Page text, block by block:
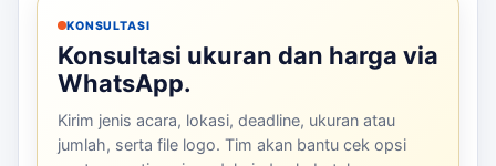
KONSULTASI
Konsultasi ukuran dan harga via
WhatsApp.
Kirim jenis acara, lokasi, deadline, ukuran atau
jumlah, serta file logo. Tim akan bantu cek opsi